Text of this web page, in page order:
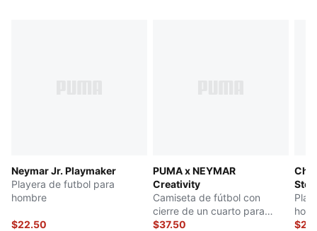
Neymar Jr. Playmaker
Playera de futbol para
hombre
$22.50
PUMA x NEYMAR
Creativity
Camiseta de fútbol con
cierre de un cuarto para
hombre
$37.50
Stop